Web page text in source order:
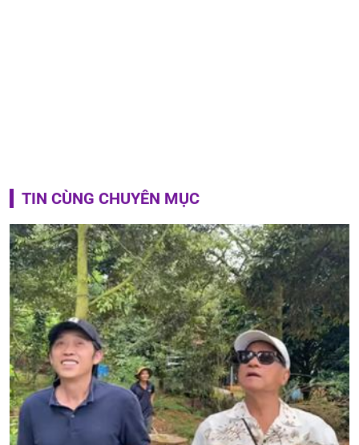
TIN CÙNG CHUYÊN MỤC